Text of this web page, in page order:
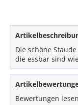
Die schöne
die essbar sind
Bewertungen